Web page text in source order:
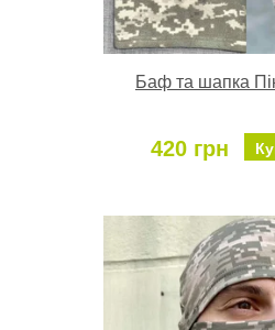
Баф та шапка
420 грн